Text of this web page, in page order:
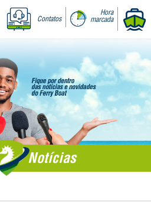
Contatos
Hora
marcada
Notícias